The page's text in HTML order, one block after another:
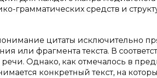
грамматических средств и
цитаты исключительно
или фрагмента текста. В
Однако, как отмечалось в
конкретный текст, на